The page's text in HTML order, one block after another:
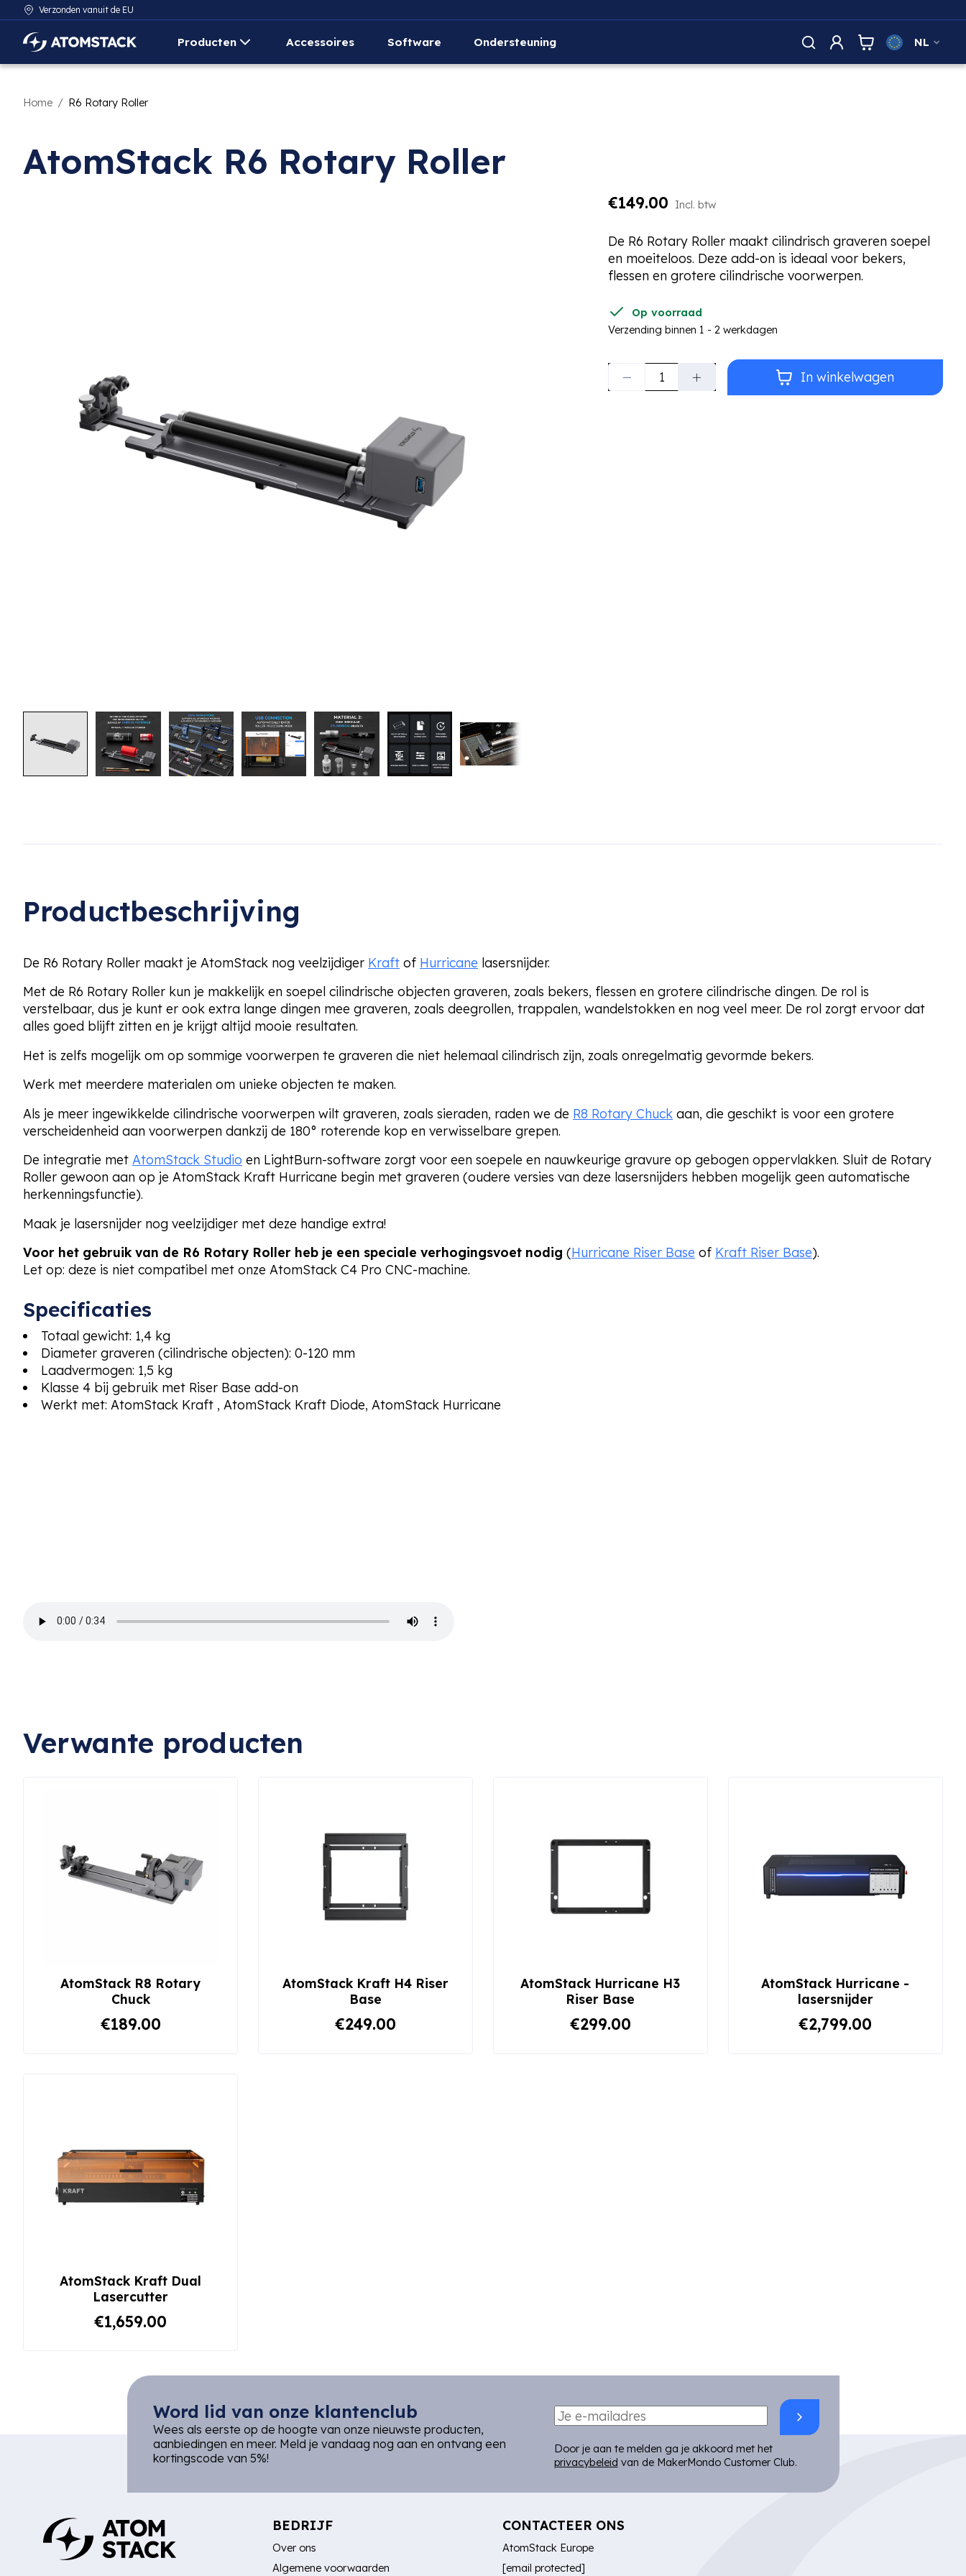
Verzonden vanuit de EU
AtomStack Europe Producten Accessoires Software Ondersteuning NL
Home / R6 Rotary Roller
AtomStack R6 Rotary Roller
€149.00 Incl. btw
De R6 Rotary Roller maakt cilindrisch graveren soepel
en moeiteloos. Deze add-on is ideaal voor bekers,
flessen en grotere cilindrische voorwerpen.
Op voorraad
Verzending binnen 1 - 2 werkdagen
Hoeveelheid: In winkelwagen
Productbeschrijving
De R6 Rotary Roller maakt je AtomStack nog veelzijdiger Kraft of Hurricane lasersnijder.
Met de R6 Rotary Roller kun je makkelijk en soepel cilindrische objecten graveren, zoals bekers, flessen en grotere cilindrische dingen. De rol is
verstelbaar, dus je kunt er ook extra lange dingen mee graveren, zoals deegrollen, trappalen, wandelstokken en nog veel meer. De rol zorgt ervoor dat
alles goed blijft zitten en je krijgt altijd mooie resultaten.
Het is zelfs mogelijk om op sommige voorwerpen te graveren die niet helemaal cilindrisch zijn, zoals onregelmatig gevormde bekers.
Werk met meerdere materialen om unieke objecten te maken.
Als je meer ingewikkelde cilindrische voorwerpen wilt graveren, zoals sieraden, raden we de R8 Rotary Chuck aan, die geschikt is voor een grotere
verscheidenheid aan voorwerpen dankzij de 180° roterende kop en verwisselbare grepen.
De integratie met AtomStack Studio en LightBurn-software zorgt voor een soepele en nauwkeurige gravure op gebogen oppervlakken. Sluit de Rotary
Roller gewoon aan op je AtomStack Kraft Hurricane begin met graveren (oudere versies van deze lasersnijders hebben mogelijk geen automatische
herkenningsfunctie).
Maak je lasersnijder nog veelzijdiger met deze handige extra!
Voor het gebruik van de R6 Rotary Roller heb je een speciale verhogingsvoet nodig (Hurricane Riser Base of Kraft Riser Base).
Let op: deze is niet compatibel met onze AtomStack C4 Pro CNC-machine.
Specificaties
Totaal gewicht: 1,4 kg
Diameter graveren (cilindrische objecten): 0-120 mm
Laadvermogen: 1,5 kg
Klasse 4 bij gebruik met Riser Base add-on
Werkt met: AtomStack Kraft , AtomStack Kraft Diode, AtomStack Hurricane
Verwante producten
AtomStack R8 Rotary
Chuck
€189.00
AtomStack Kraft H4 Riser
Base
€249.00
AtomStack Hurricane H3
Riser Base
€299.00
AtomStack Hurricane -
lasersnijder
€2,799.00
AtomStack Kraft Dual
Lasercutter
€1,659.00
Word lid van onze klantenclub
Wees als eerste op de hoogte van onze nieuwste producten,
aanbiedingen en meer. Meld je vandaag nog aan en ontvang een
kortingscode van 5%!
Door je aan te melden ga je akkoord met het
privacybeleid van de MakerMondo Customer Club.
BEDRIJF
Over ons
Algemene voorwaarden
CONTACTEER ONS
AtomStack Europe
[email protected]